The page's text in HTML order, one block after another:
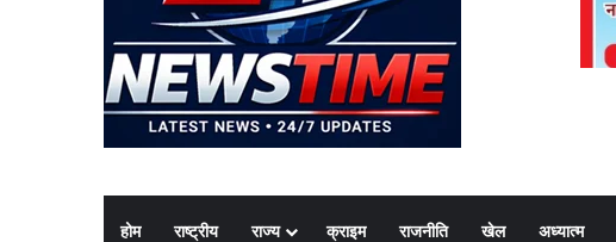
होम राष्ट्रीय राज्य क्राइम राजनीति खेल अध्यात्म